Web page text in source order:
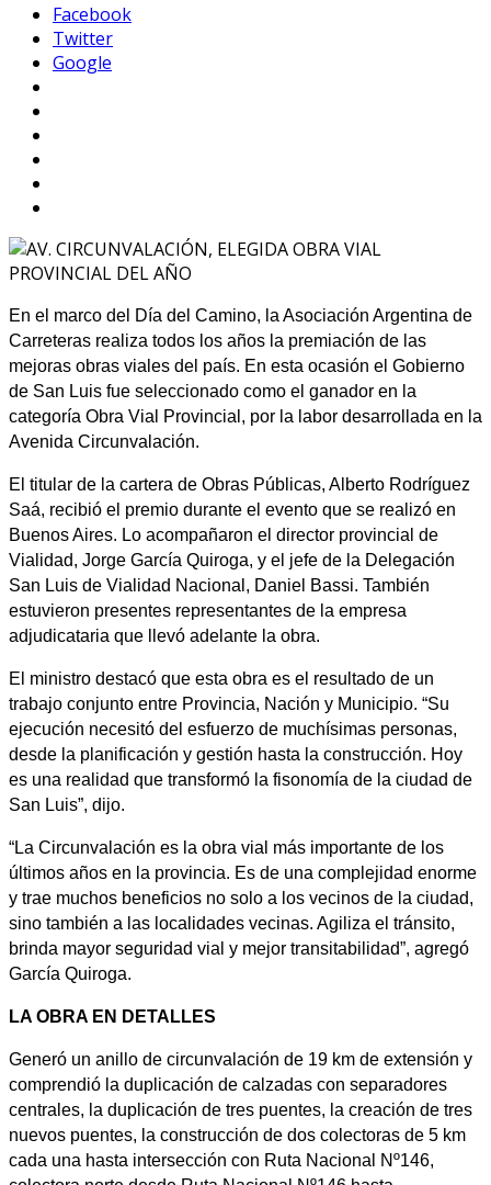
Facebook
Twitter
Google
En el marco del Día del Camino, la Asociación Argentina de
Carreteras realiza todos los años la premiación de las
mejoras obras viales del país. En esta ocasión el Gobierno
de San Luis fue seleccionado como el ganador en la
categoría Obra Vial Provincial, por la labor desarrollada en la
Avenida Circunvalación.
El titular de la cartera de Obras Públicas, Alberto Rodríguez
Saá, recibió el premio durante el evento que se realizó en
Buenos Aires. Lo acompañaron el director provincial de
Vialidad, Jorge García Quiroga, y el jefe de la Delegación
San Luis de Vialidad Nacional, Daniel Bassi. También
estuvieron presentes representantes de la empresa
adjudicataria que llevó adelante la obra.
El ministro destacó que esta obra es el resultado de un
trabajo conjunto entre Provincia, Nación y Municipio. “Su
ejecución necesitó del esfuerzo de muchísimas personas,
desde la planificación y gestión hasta la construcción. Hoy
es una realidad que transformó la fisonomía de la ciudad de
San Luis”, dijo.
“La Circunvalación es la obra vial más importante de los
últimos años en la provincia. Es de una complejidad enorme
y trae muchos beneficios no solo a los vecinos de la ciudad,
sino también a las localidades vecinas. Agiliza el tránsito,
brinda mayor seguridad vial y mejor transitabilidad”, agregó
García Quiroga.
LA OBRA EN DETALLES
Generó un anillo de circunvalación de 19 km de extensión y
comprendió la duplicación de calzadas con separadores
centrales, la duplicación de tres puentes, la creación de tres
nuevos puentes, la construcción de dos colectoras de 5 km
cada una hasta intersección con Ruta Nacional Nº146,